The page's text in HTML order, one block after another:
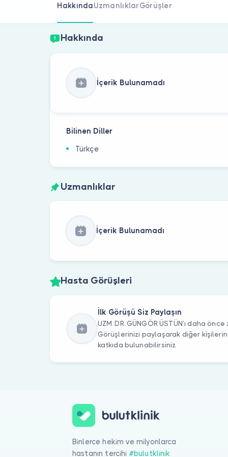
HakkındaUzmanlıklarGörüşler
Hakkında
İçerik Bulunamadı
Bilinen Diller
Türkçe
Uzmanlıklar
İçerik Bulunamadı
Hasta Görüşleri
İlk Görüşü Siz Paylaşın
UZM. DR. GÜNGÖR ÜSTÜN’ı daha
Görüşlerinizi paylaşarak diğer
katkıda bulunabilirsiniz.
Binlerce hekim ve milyonlarca
hastanın tercihi #bulutklinik